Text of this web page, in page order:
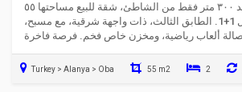
في أوبا غول، وعلى بُعد ٣٠٠ متر فقط من الشاطئ، شقة للبيع مساحتها ٥٥
م² مفروشة بالكامل 1+1. الطابق الثالث، ذات واجهة شرقية، مع مسبح،
Turkey > Alanya > Oba 55 m2 2